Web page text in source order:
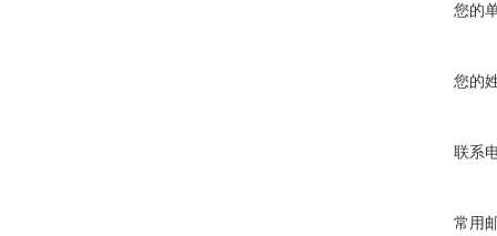
您的
您的
联系
常用